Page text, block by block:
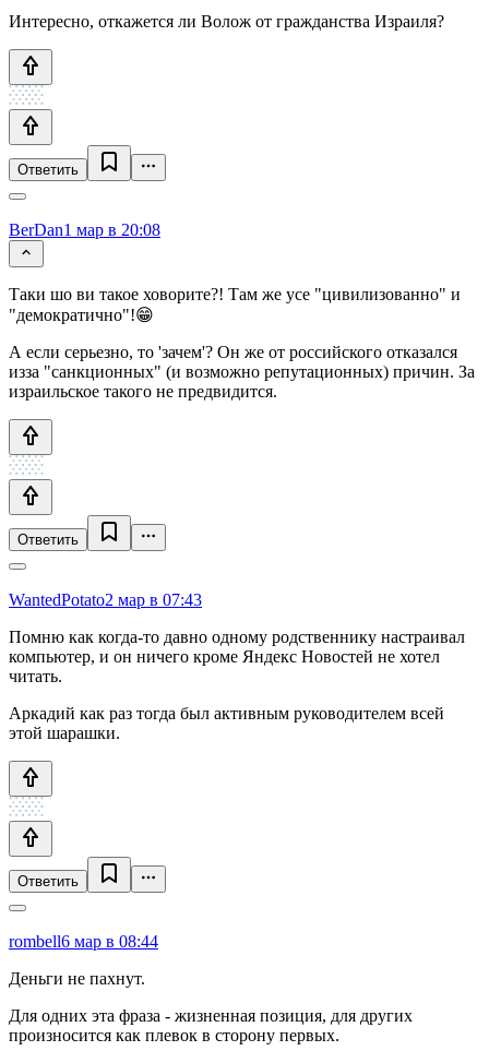
Интересно, откажется ли Волож от гражданства Израиля?
Ответить
BerDan1 мар в 20:08
Таки шо ви такое ховорите?! Там же усе "цивилизованно" и
"демократично"!😁
А если серьезно, то 'зачем'? Он же от российского отказался
изза "санкционных" (и возможно репутационных) причин. За
израильское такого не предвидится.
Ответить
WantedPotato2 мар в 07:43
Помню как когда-то давно одному родственнику настраивал
компьютер, и он ничего кроме Яндекс Новостей не хотел
читать.
Аркадий как раз тогда был активным руководителем всей
этой шарашки.
Ответить
rombell6 мар в 08:44
Деньги не пахнут.
Для одних эта фраза - жизненная позиция, для других
произносится как плевок в сторону первых.